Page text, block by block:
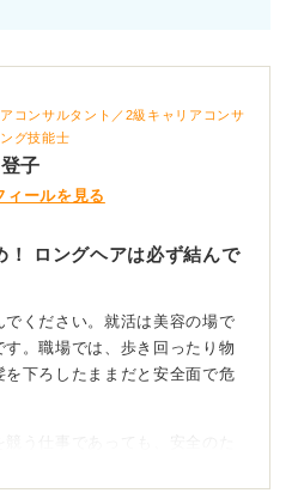
コンサルタント／2級キャリアコンサ
グ技能士
子
ィールを見る
！ ロングヘアは必ず結んで
ください。就活は美容の場で
。職場では、歩き回ったり物
下ろしたままだと安全面で危
う仕事であっても、安全のた